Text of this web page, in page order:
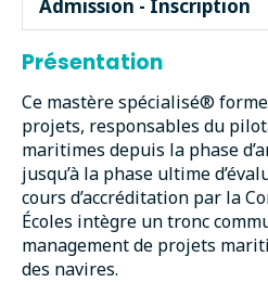
Admission - Inscription
Présentation
Ce mastère spécialisé®
projets, responsables du
maritimes depuis la phase
jusqu’à la phase ultime
cours d’accréditation par la
Écoles intègre un tronc
management de projets
des navires.